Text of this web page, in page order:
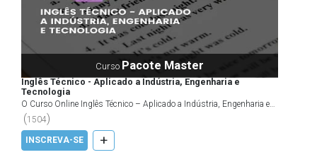
Curso Pacote Master
Inglês Técnico - Aplicado a Indústria, Engenharia e
Tecnologia
O Curso Online Inglês Técnico – Aplicado a Indústria, Engenharia e
Tecnologia preenche uma necessidade, de quem pre...
(1504)
INSCREVA-SE +